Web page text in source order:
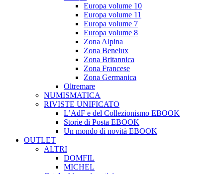
Europa volume 10
Europa volume 11
Europa volume 7
Europa volume 8
Zona Alpina
Zona Benelux
Zona Britannica
Zona Francese
Zona Germanica
Oltremare
NUMISMATICA
RIVISTE UNIFICATO
L’AdF e del Collezionismo EBOOK
Storie di Posta EBOOK
Un mondo di novità EBOOK
OUTLET
ALTRI
DOMFIL
MICHEL